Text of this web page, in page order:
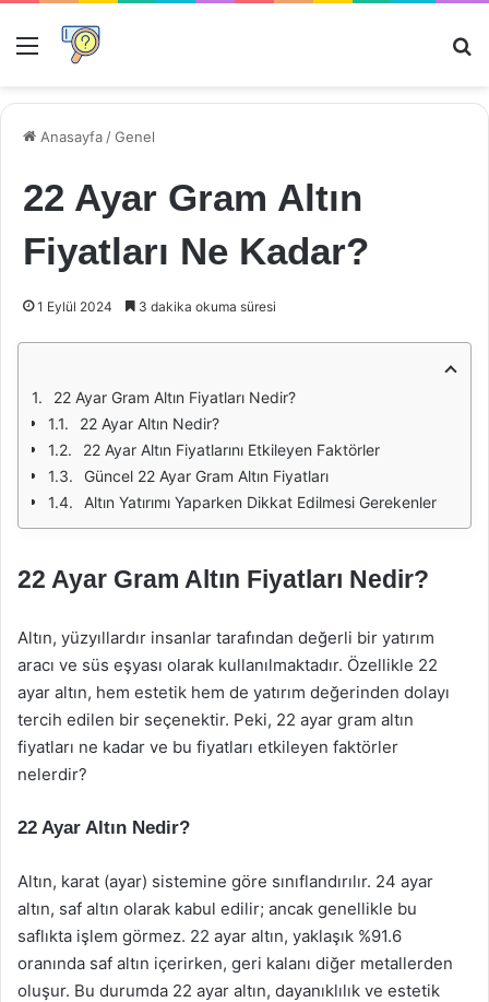
Menü
Anasayfa /Genel
22 Ayar Gram Altın
Fiyatları Ne Kadar?
1 Eylül 2024 3 dakika okuma süresi
22 Ayar Gram Altın Fiyatları Nedir?
22 Ayar Altın Nedir?
22 Ayar Altın Fiyatlarını Etkileyen Faktörler
Güncel 22 Ayar Gram Altın Fiyatları
Altın Yatırımı Yaparken Dikkat Edilmesi Gerekenler
22 Ayar Gram Altın Fiyatları Nedir?
Altın, yüzyıllardır insanlar tarafından değerli bir yatırım
aracı ve süs eşyası olarak kullanılmaktadır. Özellikle 22
ayar altın, hem estetik hem de yatırım değerinden dolayı
tercih edilen bir seçenektir. Peki, 22 ayar gram altın
fiyatları ne kadar ve bu fiyatları etkileyen faktörler
nelerdir?
22 Ayar Altın Nedir?
Altın, karat (ayar) sistemine göre sınıflandırılır. 24 ayar
altın, saf altın olarak kabul edilir; ancak genellikle bu
saflıkta işlem görmez. 22 ayar altın, yaklaşık %91.6
oranında saf altın içerirken, geri kalanı diğer metallerden
oluşur. Bu durumda 22 ayar altın, dayanıklılık ve estetik